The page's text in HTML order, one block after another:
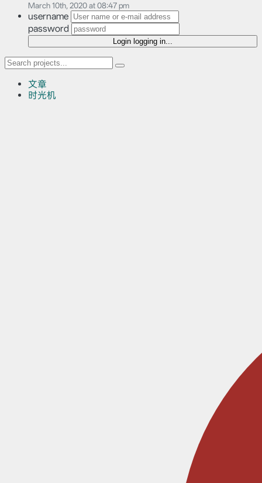
March 10th, 2020 at 08:47 pm
username
password
Login logging in...
文章
时光机